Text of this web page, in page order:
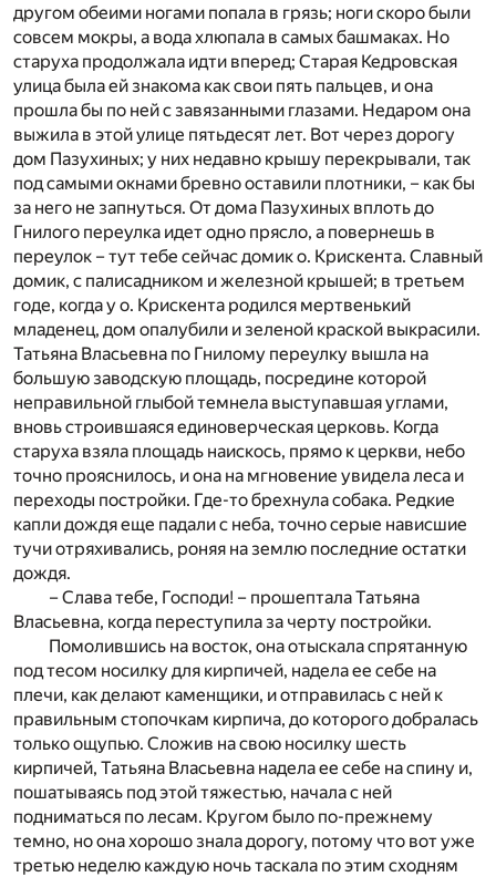
другом обеими ногами попала в грязь; ноги скоро были
совсем мокры, а вода хлюпала в самых башмаках. Но
старуха продолжала идти вперед; Старая Кедровская
улица была ей знакома как свои пять пальцев, и она
прошла бы по ней с завязанными глазами. Недаром она
выжила в этой улице пятьдесят лет. Вот через дорогу
дом Пазухиных; у них недавно крышу перекрывали, так
под самыми окнами бревно оставили плотники, – как бы
за него не запнуться. От дома Пазухиных вплоть до
Гнилого переулка идет одно прясло, а повернешь в
переулок – тут тебе сейчас домик о. Крискента. Славный
домик, с палисадником и железной крышей; в третьем
годе, когда у о. Крискента родился мертвенький
младенец, дом опалубили и зеленой краской выкрасили.
Татьяна Власьевна по Гнилому переулку вышла на
большую заводскую площадь, посредине которой
неправильной глыбой темнела выступавшая углами,
вновь строившаяся единоверческая церковь. Когда
старуха взяла площадь наискось, прямо к церкви, небо
точно прояснилось, и она на мгновение увидела леса и
переходы постройки. Где-то брехнула собака. Редкие
капли дождя еще падали с неба, точно серые нависшие
тучи отряхивались, роняя на землю последние остатки
дождя.
– Слава тебе, Господи! – прошептала Татьяна
Власьевна, когда переступила за черту постройки.
Помолившись на восток, она отыскала спрятанную
под тесом носилку для кирпичей, надела ее себе на
плечи, как делают каменщики, и отправилась с ней к
правильным стопочкам кирпича, до которого добралась
только ощупью. Сложив на свою носилку шесть
кирпичей, Татьяна Власьевна надела ее себе на спину и,
пошатываясь под этой тяжестью, начала с ней
подниматься по лесам. Кругом было по-прежнему
темно, но она хорошо знала дорогу, потому что вот уже
третью неделю каждую ночь таскала по этим сходням